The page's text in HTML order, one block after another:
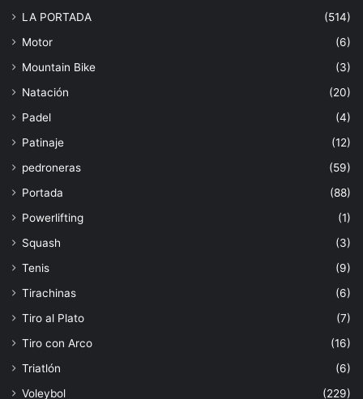
LA PORTADA
(514)
Motor
(6)
Mountain Bike
(3)
Natación
(20)
Padel
(4)
Patinaje
(12)
pedroneras
(59)
Portada
(88)
Powerlifting
(1)
Squash
(3)
Tenis
(9)
Tirachinas
(6)
Tiro al Plato
(7)
Tiro con Arco
(16)
Triatlón
(6)
Voleybol
(229)